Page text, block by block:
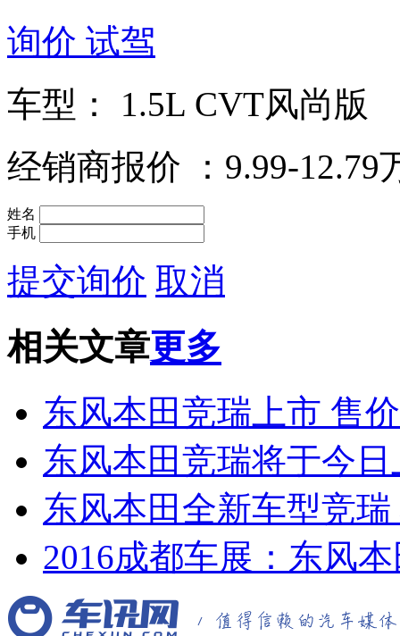
询价 试驾
车型： 1.5L CVT风尚版
经销商报价
：9.99-12.79
姓名
手机
提交询价 取消
相关文章更多
东风本田竞瑞上市 售
东风本田竞瑞将于今
东风本田全新车型竞
2016成都车展：东风